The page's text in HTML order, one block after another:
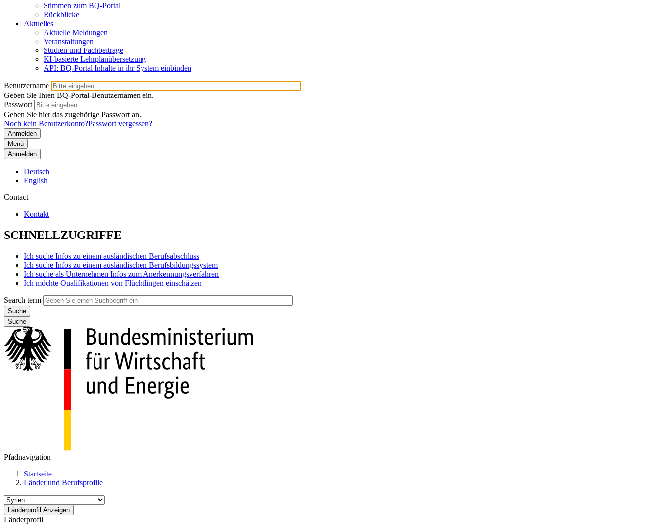
Stimmen zum BQ-Portal
Rückblicke
Aktuelles
Aktuelle Meldungen
Veranstaltungen
Studien und Fachbeiträge
KI-basierte Lehrplanübersetzung
API: BQ-Portal Inhalte in ihr System einbinden
Benutzername
Geben Sie Ihren BQ-Portal-Benutzernamen ein.
Passwort
Geben Sie hier das zugehörige Passwort an.
Noch kein Benutzerkonto?Passwort vergessen?
Menü
Anmelden
Deutsch
English
Contact
Kontakt
SCHNELLZUGRIFFE
Ich suche Infos zu einem ausländischen Berufsabschluss
Ich suche Infos zu einem ausländischen Berufsbildungssystem
Ich suche als Unternehmen Infos zum Anerkennungsverfahren
Ich möchte Qualifikationen von Flüchtlingen einschätzen
Search term
Suche
Pfadnavigation
Startseite
Länder und Berufsprofile
Länderprofil